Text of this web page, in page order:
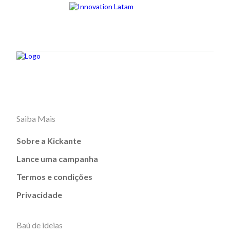
Saiba Mais
Sobre a Kickante
Lance uma campanha
Termos e condições
Privacidade
Baú de ideias